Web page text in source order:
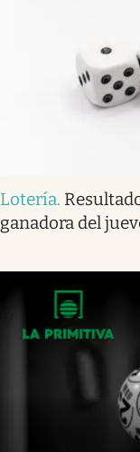
Lotería.
ganadora del